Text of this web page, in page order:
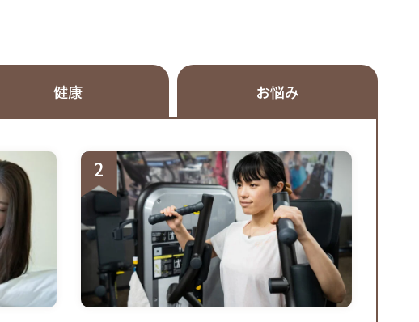
健康 お悩み